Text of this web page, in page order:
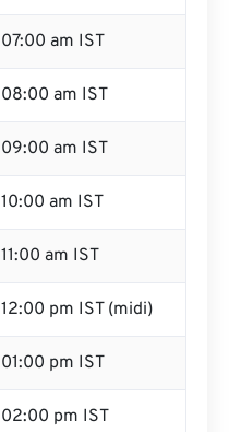
07:00 am IST
08:00 am IST
09:00 am IST
10:00 am IST
11:00 am IST
12:00 pm IST (midi)
01:00 pm IST
02:00 pm IST